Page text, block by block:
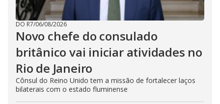
DO R7/06/08/2026
Novo chefe do consulado
britânico vai iniciar atividades no
Rio de Janeiro
Cônsul do Reino Unido tem a missão de fortalecer laços
bilaterais com o estado fluminense